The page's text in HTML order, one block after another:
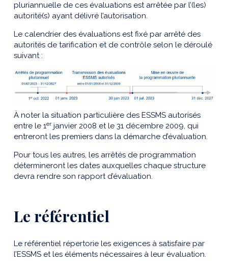
pluriannuelle de ces évaluations est arrêtée par l’(les)
autorité(s) ayant délivré l’autorisation.
Le calendrier des évaluations est fixé par arrêté des
autorités de tarification et de contrôle selon le déroulé
suivant :
À noter la situation particulière des ESSMS autorisés
entre le 1er janvier 2008 et le 31 décembre 2009, qui
entreront les premiers dans la démarche d’évaluation.
Pour tous les autres, les arrêtés de programmation
détermineront les dates auxquelles chaque structure
devra rendre son rapport d’évaluation.
Le référentiel
Le référentiel répertorie les exigences à satisfaire par
l’ESSMS et les éléments nécessaires à leur évaluation.